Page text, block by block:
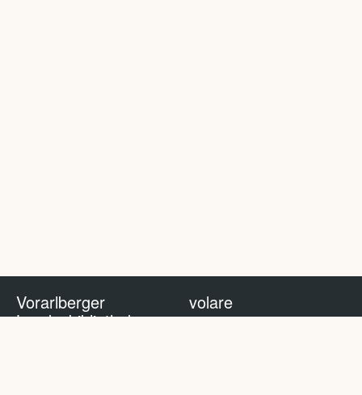
Vorarlberger
Landesbibliothek
volare